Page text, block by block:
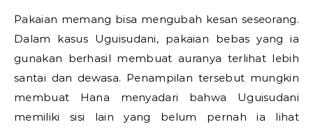
Pakaian memang bisa mengubah kesan seseorang.
Dalam kasus Uguisudani, pakaian bebas yang ia
gunakan berhasil membuat auranya terlihat lebih
santai dan dewasa. Penampilan tersebut mungkin
membuat Hana menyadari bahwa Uguisudani
memiliki sisi lain yang belum pernah ia lihat